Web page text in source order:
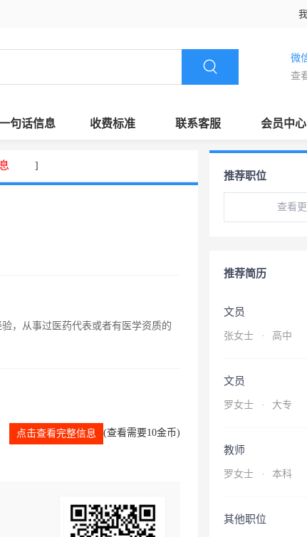
微
查
句话信息 收费标准 联系客服 会员中心
]
，从事过医药代表或者有医学资质的
点击查看完整信息 (查看需要10金币)
推荐职位
查看
推荐简历
文员
张女士 · 高中
文员
罗女士 · 大专
教师
罗女士 · 本科
其他职位